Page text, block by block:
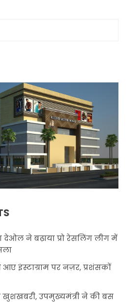
देओल ने बढ़ाया प्रो रेसलिंग लीग में
आए इंस्टाग्राम पर नज़र, प्रशंसकों
खुशखबरी, उपमुख्यमंत्री ने की बस